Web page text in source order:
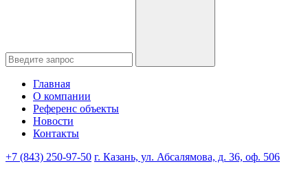
Главная
О компании
Референс объекты
Новости
Контакты
+7 (843) 250-97-50 г. Казань, ул. Абсалямова, д. 36, оф. 506